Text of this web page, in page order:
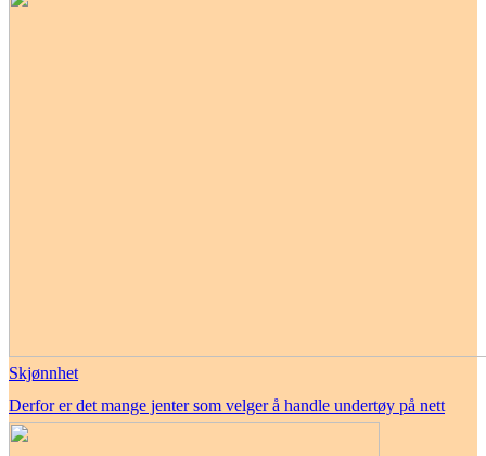
Skjønnhet
Derfor er det mange jenter som velger å handle undertøy på nett